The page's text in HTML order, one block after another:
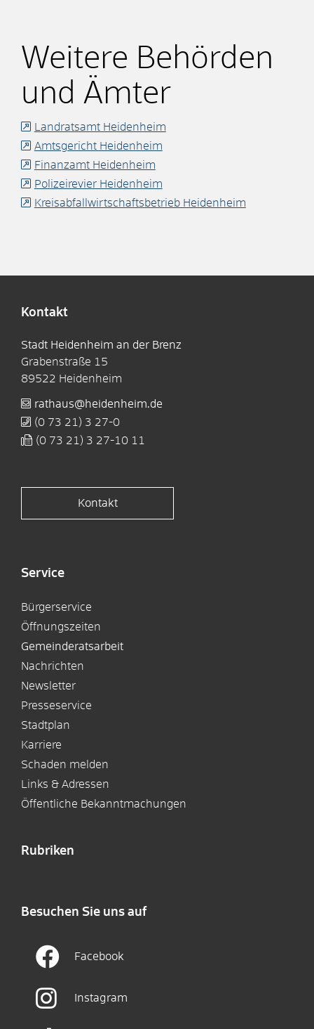
Weitere Behörden
und Ämter
Landratsamt Heidenheim
Amtsgericht Heidenheim
Finanzamt Heidenheim
Polizeirevier Heidenheim
Kreisabfallwirtschaftsbetrieb Heidenheim
Kontakt
Stadt Heidenheim an der Brenz
Grabenstraße 15
89522 Heidenheim
rathaus@heidenheim.de
(0 73 21) 3 27-0
(0 73 21) 3 27-10 11
Kontakt
Service
Bürgerservice
Öffnungszeiten
Gemeinderatsarbeit
Nachrichten
Newsletter
Presseservice
Stadtplan
Karriere
Schaden melden
Links & Adressen
Öffentliche Bekanntmachungen
Rubriken
Besuchen Sie uns auf
Facebook
Instagram